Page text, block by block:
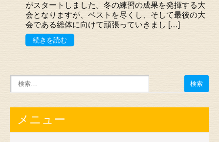
がスタートしました。冬の練習の成果を発揮する大
会となりますが、ベストを尽くし、そして最後の大
会である総体に向けて頑張っていきまし […]
続きを読む
メニュー